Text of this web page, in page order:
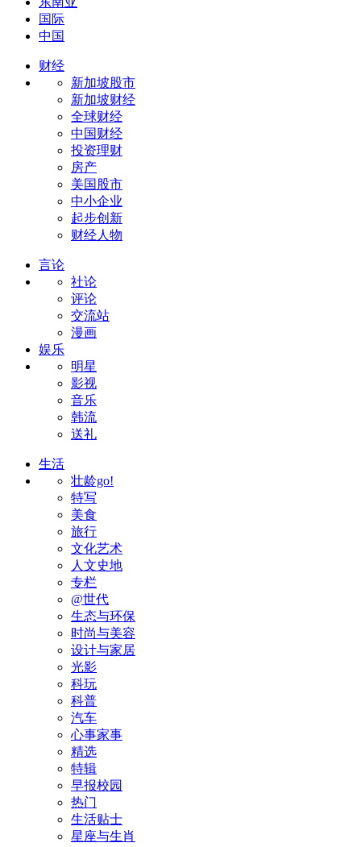
国际
中国
财经
新加坡股市
新加坡财经
全球财经
中国财经
投资理财
房产
美国股市
中小企业
起步创新
财经人物
言论
社论
评论
交流站
漫画
娱乐
明星
影视
音乐
韩流
送礼
生活
壮龄go!
特写
美食
旅行
文化艺术
人文史地
专栏
@世代
生态与环保
时尚与美容
设计与家居
光影
科玩
科普
汽车
心事家事
精选
特辑
早报校园
热门
生活贴士
星座与生肖